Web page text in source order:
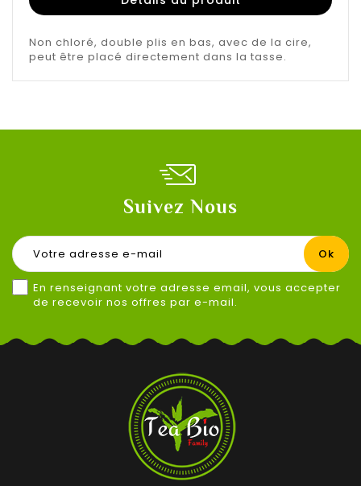
Non chloré, double plis en bas, avec de la cire,
peut être placé directement dans la tasse.
Suivez Nous
En renseignant votre adresse email, vous accepter
de recevoir nos offres par e-mail.